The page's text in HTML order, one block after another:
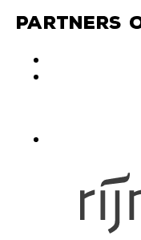
Partners